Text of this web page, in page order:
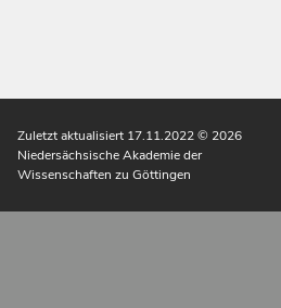
Zuletzt aktualisiert 17.11.2022© 2026
Niedersächsische Akademie der
Wissenschaften zu Göttingen